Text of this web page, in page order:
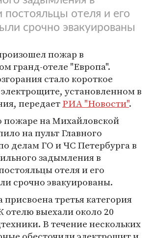
отеля и его
срочно эвакуированы
пожар в
гранд-отеле "Европа".
стало короткое
установленном в
передаетРИА "Новости".
пожаре на Михайловской
на пульт Главного
делам ГО и ЧС Петербурга в
задымления в
отеля и его
срочно эвакуированы.
третья категория
отелю выехали около 20
В течение нескольких